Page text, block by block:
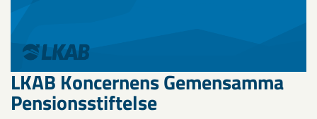
LKAB Koncernens Gemensamma
Pensionsstiftelse